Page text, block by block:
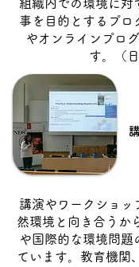
組織内での環境に対
事を目的とするプロ
やオンラインプロ
す。（日
講演やワークショッ
然環境と向き合うか
や国際的な環境問題
ています。教育機関